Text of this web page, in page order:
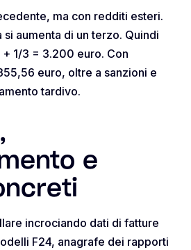
ma con redditi esteri.
si aumenta di un terzo. Quindi
1/3 = 3.200 euro. Con
euro, oltre a sanzioni e
tardivo.
e
incrociando dati di fatture
F24, anagrafe dei rapporti